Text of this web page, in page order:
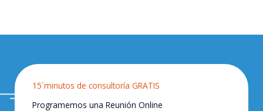
15´minutos de consultoría GRATIS
Programemos una Reunión Online